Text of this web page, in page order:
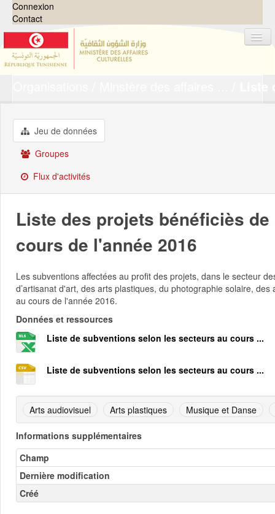
Connexion
Contact
Groupes
Demandes
À propos
Jeu de données
Groupes
Flux d'activités
Liste des projets bénéficiès
cours de l'année 2016
Les subventions affectées au profit des projets, dans le secteur
d’artisanat d'art, des arts plastiques, du photographie solaire,
au cours de l'année 2016.
Données et ressources
Liste de subventions selon les secteurs au cours ...
Liste de subventions selon les secteurs au cours ...
Arts audiovisuel Arts plastiques Musique et Danse
Informations supplémentaires
Champ
Dernière modification
Créé